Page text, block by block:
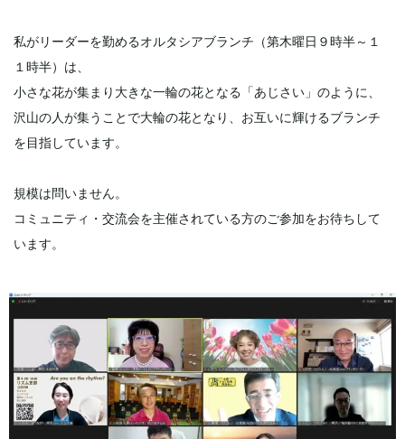
私がリーダーを勤めるオルタシアブランチ（第木曜日９時半～１
１時半）は、
小さな花が集まり大きな一輪の花となる「あじさい」のように、
沢山の人が集うことで大輪の花となり、お互いに輝けるブランチ
を目指しています。
規模は問いません。
コミュニティ・交流会を主催されている方のご参加をお待ちして
います。